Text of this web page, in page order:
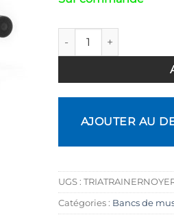
quantité de Banc Tria
AJOUTER AU
UGS :
Catégories : Bancs de